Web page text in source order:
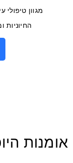
מגוון טיפולי
החיוניות
אומנות